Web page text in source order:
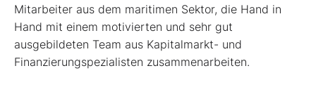
Mitarbeiter aus dem maritimen Sektor, die Hand in
Hand mit einem motivierten und sehr gut
ausgebildeten Team aus Kapitalmarkt- und
Finanzierungspezialisten zusammenarbeiten.